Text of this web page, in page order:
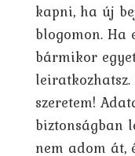
kapni, ha új
blogomon. Ha
bármikor
leiratkozhatsz.
szeretem!
biztonságban
nem adom át,